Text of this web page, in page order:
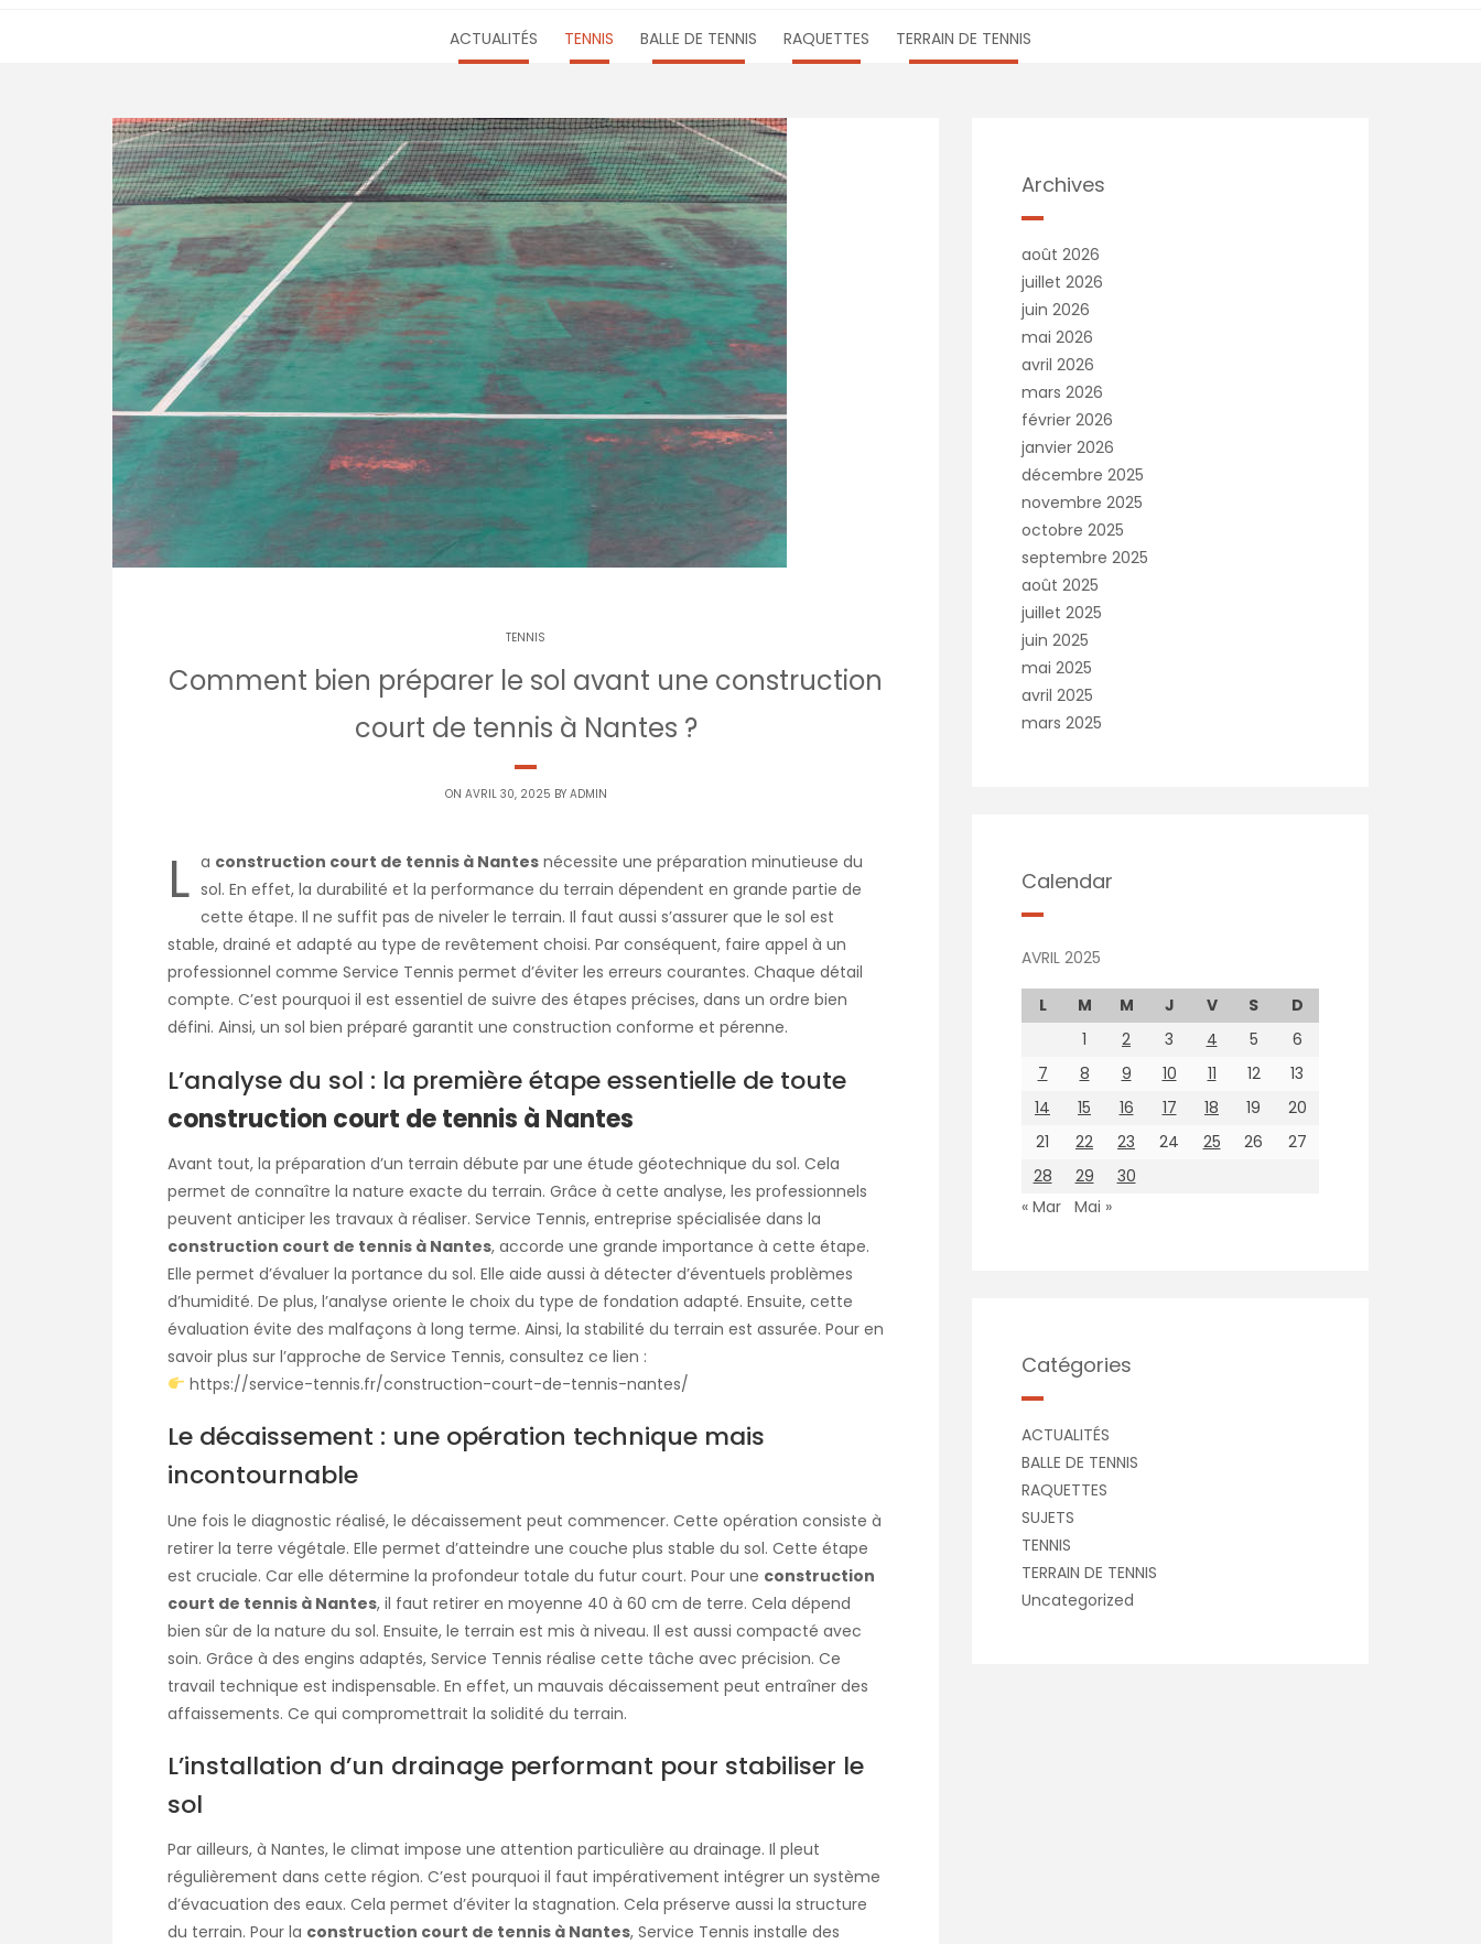
ACTUALITÉS TENNIS BALLE DE TENNIS RAQUETTES TERRAIN DE TENNIS
TENNIS
Comment bien préparer le sol avant une construction
court de tennis à Nantes ?
ON AVRIL 30, 2025 BY ADMIN
L a construction court de tennis à Nantes nécessite une préparation minutieuse du
sol. En effet, la durabilité et la performance du terrain dépendent en grande partie de
cette étape. Il ne suffit pas de niveler le terrain. Il faut aussi s’assurer que le sol est
stable, drainé et adapté au type de revêtement choisi. Par conséquent, faire appel à un
professionnel comme Service Tennis permet d’éviter les erreurs courantes. Chaque détail
compte. C’est pourquoi il est essentiel de suivre des étapes précises, dans un ordre bien
défini. Ainsi, un sol bien préparé garantit une construction conforme et pérenne.
L’analyse du sol : la première étape essentielle de toute
construction court de tennis à Nantes
Avant tout, la préparation d’un terrain débute par une étude géotechnique du sol. Cela
permet de connaître la nature exacte du terrain. Grâce à cette analyse, les professionnels
peuvent anticiper les travaux à réaliser. Service Tennis, entreprise spécialisée dans la
construction court de tennis à Nantes, accorde une grande importance à cette étape.
Elle permet d’évaluer la portance du sol. Elle aide aussi à détecter d’éventuels problèmes
d’humidité. De plus, l’analyse oriente le choix du type de fondation adapté. Ensuite, cette
évaluation évite des malfaçons à long terme. Ainsi, la stabilité du terrain est assurée. Pour en
savoir plus sur l’approche de Service Tennis, consultez ce lien :
https://service-tennis.fr/construction-court-de-tennis-nantes/
Le décaissement : une opération technique mais
incontournable
Une fois le diagnostic réalisé, le décaissement peut commencer. Cette opération consiste à
retirer la terre végétale. Elle permet d’atteindre une couche plus stable du sol. Cette étape
est cruciale. Car elle détermine la profondeur totale du futur court. Pour une construction
court de tennis à Nantes, il faut retirer en moyenne 40 à 60 cm de terre. Cela dépend
bien sûr de la nature du sol. Ensuite, le terrain est mis à niveau. Il est aussi compacté avec
soin. Grâce à des engins adaptés, Service Tennis réalise cette tâche avec précision. Ce
travail technique est indispensable. En effet, un mauvais décaissement peut entraîner des
affaissements. Ce qui compromettrait la solidité du terrain.
L’installation d’un drainage performant pour stabiliser le
sol
Par ailleurs, à Nantes, le climat impose une attention particulière au drainage. Il pleut
régulièrement dans cette région. C’est pourquoi il faut impérativement intégrer un système
d’évacuation des eaux. Cela permet d’éviter la stagnation. Cela préserve aussi la structure
du terrain. Pour la construction court de tennis à Nantes, Service Tennis installe des
Archives
août 2026
juillet 2026
juin 2026
mai 2026
avril 2026
mars 2026
février 2026
janvier 2026
décembre 2025
novembre 2025
octobre 2025
septembre 2025
août 2025
juillet 2025
juin 2025
mai 2025
avril 2025
mars 2025
Calendar
AVRIL 2025
L M M J V S
D
1
2 3 4 5
6
7
8 9 10 11 12
13
14
15 16 17 18 19
20
21
22 23 24 25 26
27
28
29
30
« Mar Mai »
Catégories
ACTUALITÉS
BALLE DE TENNIS
RAQUETTES
SUJETS
TENNIS
TERRAIN DE TENNIS
Uncategorized